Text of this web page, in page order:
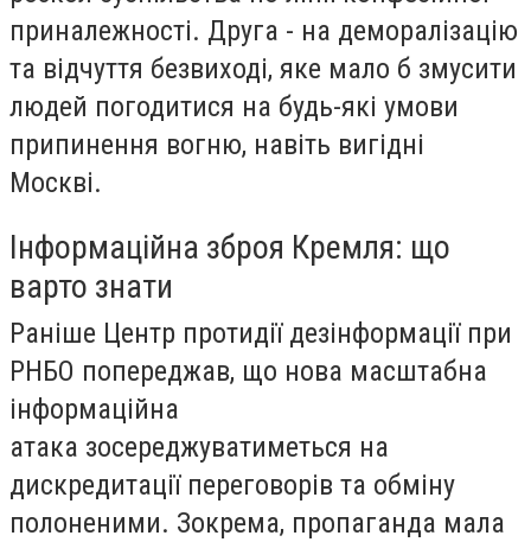
приналежності. Друга - на деморалізацію
та відчуття безвиході, яке мало б змусити
людей погодитися на будь-які умови
припинення вогню, навіть вигідні
Москві.
Інформаційна зброя Кремля: що
варто знати
Раніше Центр протидії дезінформації при
РНБО попереджав, що нова масштабна
інформаційна
атака зосереджуватиметься на
дискредитації переговорів та обміну
полоненими. Зокрема, пропаганда мала